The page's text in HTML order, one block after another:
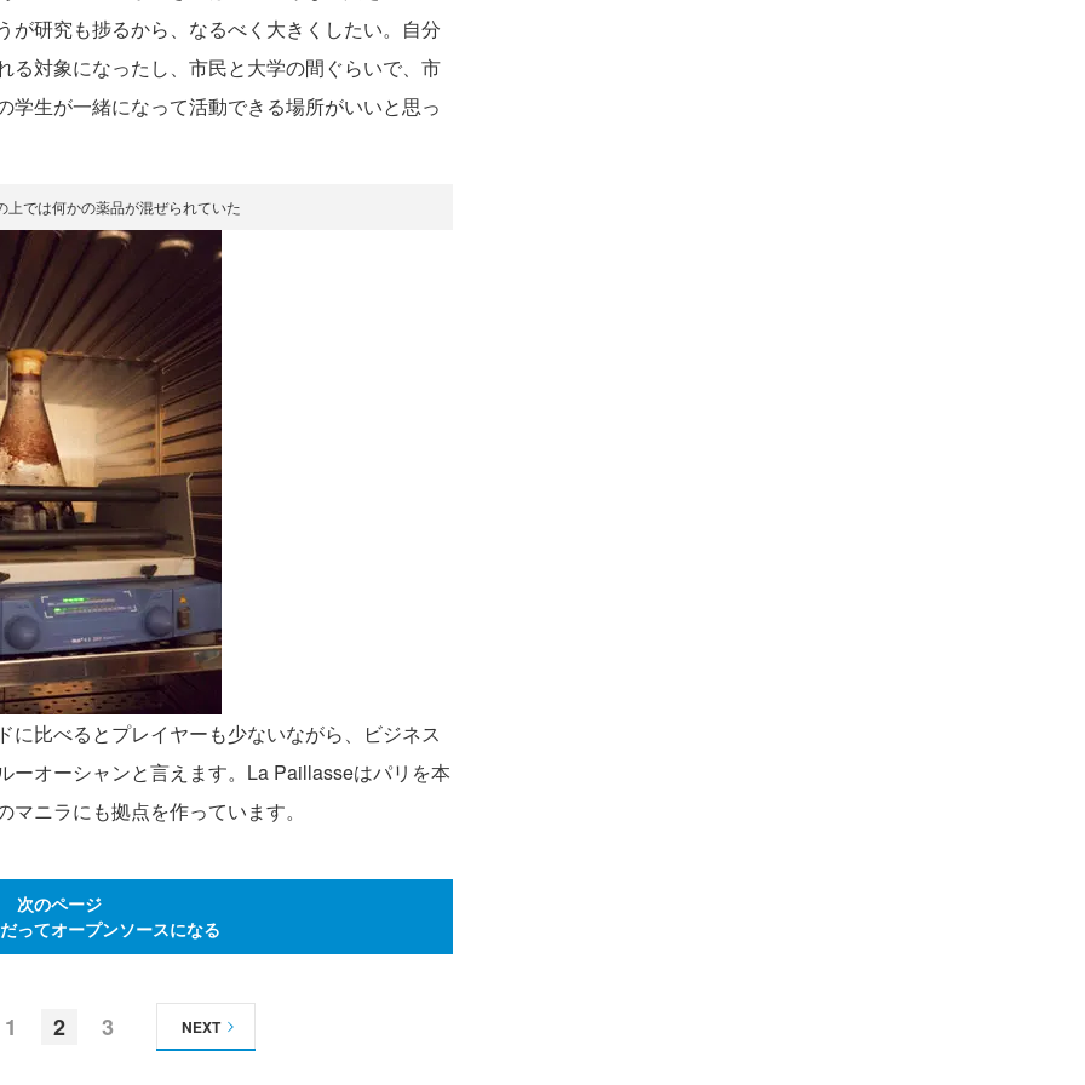
が研究も捗るから、なるべく大きくしたい。自分
る対象になったし、市民と大学の間ぐらいで、市
学生が一緒になって活動できる場所がいいと思っ
上では何かの薬品が混ぜられていた
比べるとプレイヤーも少ないながら、ビジネス
ーオーシャンと言えます。La Paillasseはパリを本
ニラにも拠点を作っています。
次のページ
ってオープンソースになる
1 2 3 NEXT